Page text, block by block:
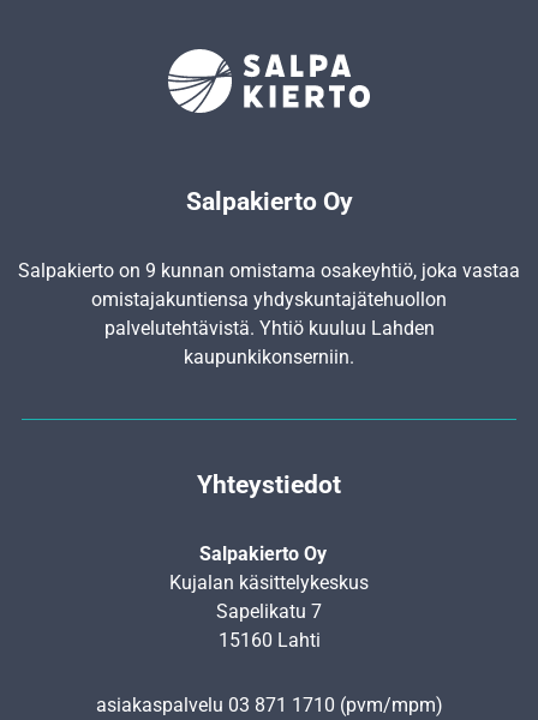
Salpakierto Oy
Salpakierto on 9 kunnan omistama osakeyhtiö, joka vastaa
omistajakuntiensa yhdyskunta­jätehuollon
palvelutehtävistä. Yhtiö kuuluu Lahden
kaupunkikonserniin.
Yhteystiedot
Salpakierto Oy
Kujalan käsittelykeskus
Sapelikatu 7
15160 Lahti
asiakaspalvelu 03 871 1710 (pvm/mpm)